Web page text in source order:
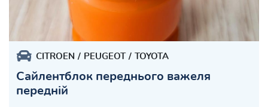
CITROEN PEUGEOT TOYOTA
Сайлентблок переднього важеля
передній